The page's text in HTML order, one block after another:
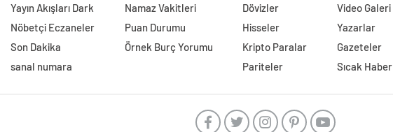
Yayın Akışları Dark
Nöbetçi Eczaneler
Son Dakika
sanal numara
Namaz Vakitleri
Puan Durumu
Örnek Burç Yorumu
Dövizler
Hisseler
Kripto Paralar
Pariteler
Video Galeri
Yazarlar
Gazeteler
Sıcak Haber